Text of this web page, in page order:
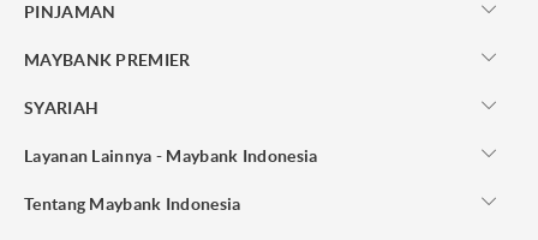
PINJAMAN
MAYBANK PREMIER
SYARIAH
Layanan Lainnya - Maybank Indonesia
Tentang Maybank Indonesia